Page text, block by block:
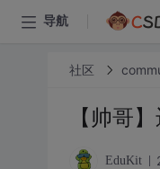
导航
社区
【帅哥
EduKit